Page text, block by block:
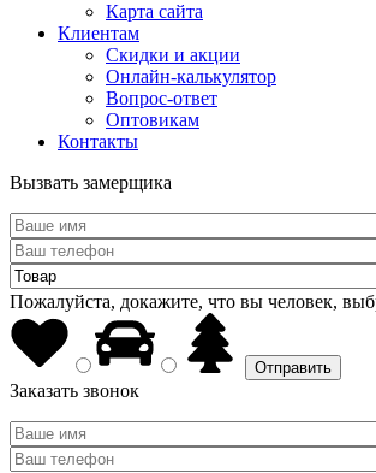
Карта сайта
Клиентам
Скидки и акции
Онлайн-калькулятор
Вопрос-ответ
Оптовикам
Контакты
Вызвать замерщика
Пожалуйста, докажите, что вы человек,
Заказать звонок